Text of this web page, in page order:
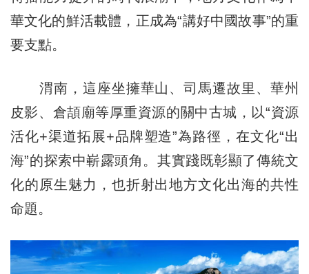
華文化的鮮活載體，正成為“講好中國故事”的重
要支點。
渭南，這座坐擁華山、司馬遷故里、華州
皮影、倉頡廟等厚重資源的關中古城，以“資源
活化+渠道拓展+品牌塑造”為路徑，在文化“出
海”的探索中嶄露頭角。其實踐既彰顯了傳統文
化的原生魅力，也折射出地方文化出海的共性
命題。